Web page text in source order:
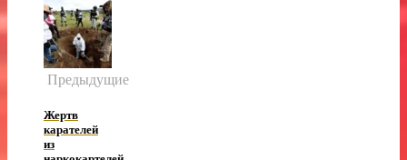
Предыдущие
Жертв
карателей
из